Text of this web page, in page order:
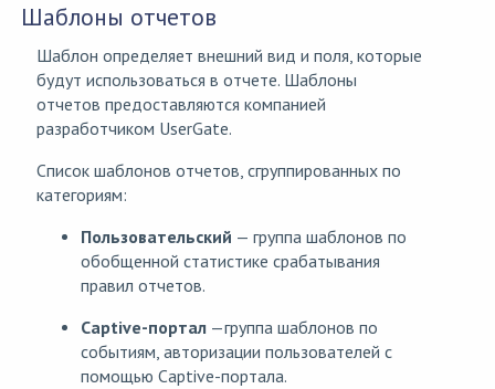
Шаблоны отчетов
Шаблон определяет внешний вид и поля, которые
будут использоваться в отчете. Шаблоны
отчетов предоставляются компанией
разработчиком UserGate.
Список шаблонов отчетов, сгруппированных по
категориям:
Пользовательский — группа шаблонов по
обобщенной статистике срабатывания
правил отчетов.
Captive-портал —группа шаблонов по
событиям, авторизации пользователей с
помощью Captive-портала.